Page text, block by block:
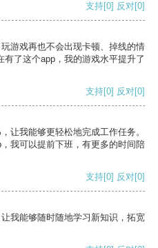
支持[0] 反对[0]
游戏再也不会出现卡顿、掉线的情
了这个app，我的游戏水平提升了
支持[0] 反对[0]
让我能够更轻松地完成工作任务。
我可以提前下班，有更多的时间陪
支持[0] 反对[0]
我能够随时随地学习新知识，拓宽